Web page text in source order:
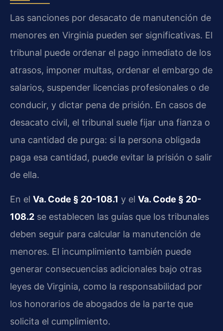
Las sanciones por desacato de manutención de
menores en Virginia pueden ser significativas. El
tribunal puede ordenar el pago inmediato de los
atrasos, imponer multas, ordenar el embargo de
salarios, suspender licencias profesionales o de
conducir, y dictar pena de prisión. En casos de
desacato civil, el tribunal suele fijar una fianza o
una cantidad de purga: si la persona obligada
paga esa cantidad, puede evitar la prisión o salir
de ella.
En el Va. Code § 20-108.1 y el Va. Code § 20-
108.2 se establecen las guías que los tribunales
deben seguir para calcular la manutención de
menores. El incumplimiento también puede
generar consecuencias adicionales bajo otras
leyes de Virginia, como la responsabilidad por
los honorarios de abogados de la parte que
solicita el cumplimiento.